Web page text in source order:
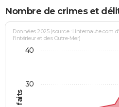
Bricolage
Lifestyle
Culture
Sport
Auto
Television
Voyage
Cinema
Nombre de crimes et
Données 2025 (source : Linternaute.com
l'Intérieur et des Outre-Mer)
30
40